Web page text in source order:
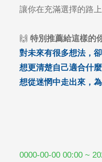
讓你在充滿選擇的路
🙌 特別推薦給這樣的
對未來有很多想法，
想更清楚自己適合什
想從迷惘中走出來，
0000-00-00 00:00 ~